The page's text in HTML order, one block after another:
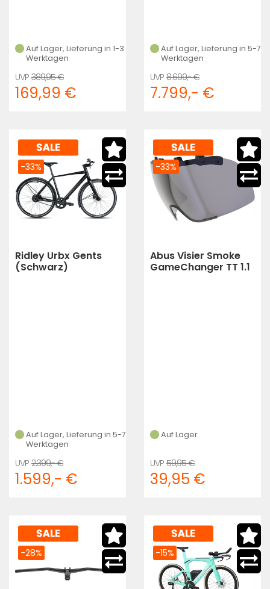
Auf Lager, Lieferung in 1-3
Werktagen
389,95 €
169,99 €
Auf Lager, Lieferung in 5-7
Werktagen
8.699,- €
7.799,- €
Ridley Urbx Gents
(Schwarz)
Auf Lager, Lieferung in 5-7
Werktagen
-33%
2.399,- €
1.599,- €
Abus Visier Smoke
GameChanger TT 1.1
Auf Lager
-33%
59,95 €
39,95 €
-28% -15%